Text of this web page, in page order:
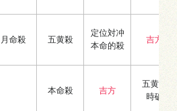
月命殺 五黄殺
定位対冲
本命的殺
吉方
本命殺 吉方
五黄殺
時破